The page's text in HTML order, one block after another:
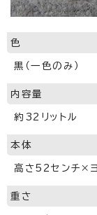
色
黒（一色のみ）
内容量
約32リットル
本体
高さ52センチ×
重さ